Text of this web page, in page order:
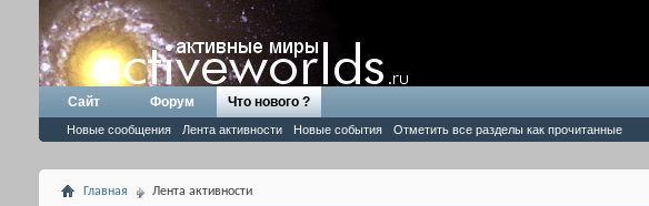
Сайт Форум Что нового ?
Новые сообщения Лента активности Новые события Отметить все разделы как прочитанные
Главная Лента активности